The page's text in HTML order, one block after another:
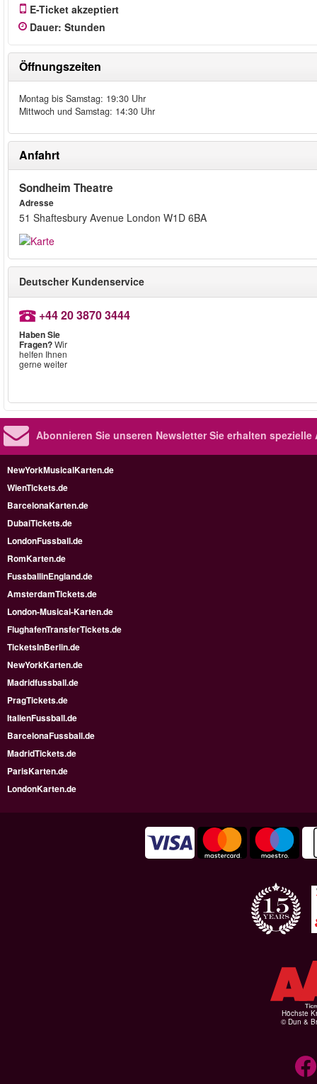
E-Ticket akzeptiert
Dauer: Stunden
Öffnungszeiten
Montag bis Samstag: 19:30 Uhr
Mittwoch und Samstag: 14:30 Uhr
Anfahrt
Sondheim Theatre
Adresse
51 Shaftesbury Avenue London W1D 6BA
Deutscher Kundenservice
+44 20 3870 3444
Haben Sie
Fragen?Wir
helfen Ihnen
gerne weiter
Abonnieren Sie unseren NewsletterSie erhalten spezielle
NewYorkMusicalKarten.de
WienTickets.de
BarcelonaKarten.de
DubaiTickets.de
LondonFussball.de
RomKarten.de
FussballinEngland.de
AmsterdamTickets.de
London-Musical-Karten.de
FlughafenTransferTickets.de
TicketsInBerlin.de
NewYorkKarten.de
Madridfussball.de
PragTickets.de
ItalienFussball.de
BarcelonaFussball.de
MadridTickets.de
ParisKarten.de
LondonKarten.de
Höchste
© Dun &